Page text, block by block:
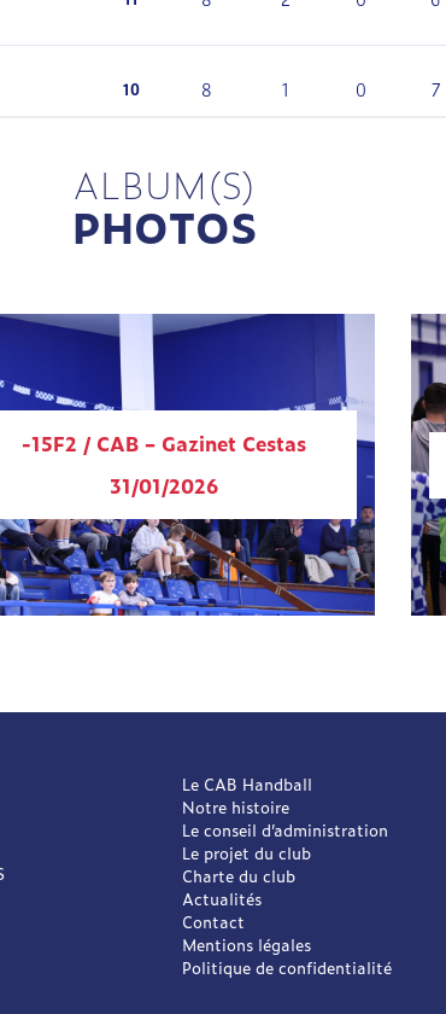
ALBUM(S)
PHOTOS
-15F2 / CAB – Gazinet Cestas
31/01/2026
Le CAB Handball
Notre histoire
Le conseil d’administration
Le projet du club
Charte du club
Actualités
Contact
Mentions légales
Politique de confidentialité